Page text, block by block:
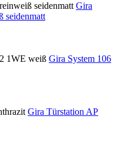
Gira
seidenmatt
Gira System 106
Gira Türstation AP